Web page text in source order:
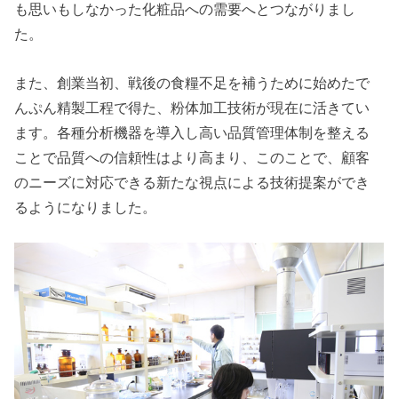
も思いもしなかった化粧品への需要へとつながりまし
た。
また、創業当初、戦後の食糧不足を補うために始めたで
んぷん精製工程で得た、粉体加工技術が現在に活きてい
ます。各種分析機器を導入し高い品質管理体制を整える
ことで品質への信頼性はより高まり、このことで、顧客
のニーズに対応できる新たな視点による技術提案ができ
るようになりました。